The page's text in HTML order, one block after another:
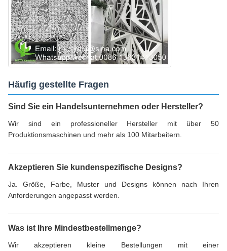
Häufig gestellte Fragen
Sind Sie ein Handelsunternehmen oder Hersteller?
Wir sind ein professioneller Hersteller mit über 50
Produktionsmaschinen und mehr als 100 Mitarbeitern.
Akzeptieren Sie kundenspezifische Designs?
Ja. Größe, Farbe, Muster und Designs können nach Ihren
Anforderungen angepasst werden.
Was ist Ihre Mindestbestellmenge?
Wir akzeptieren kleine Bestellungen mit einer